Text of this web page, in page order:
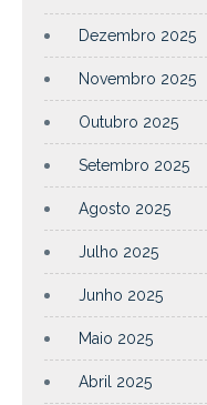
Dezembro 2025
Novembro 2025
Outubro 2025
Setembro 2025
Agosto 2025
Julho 2025
Junho 2025
Maio 2025
Abril 2025